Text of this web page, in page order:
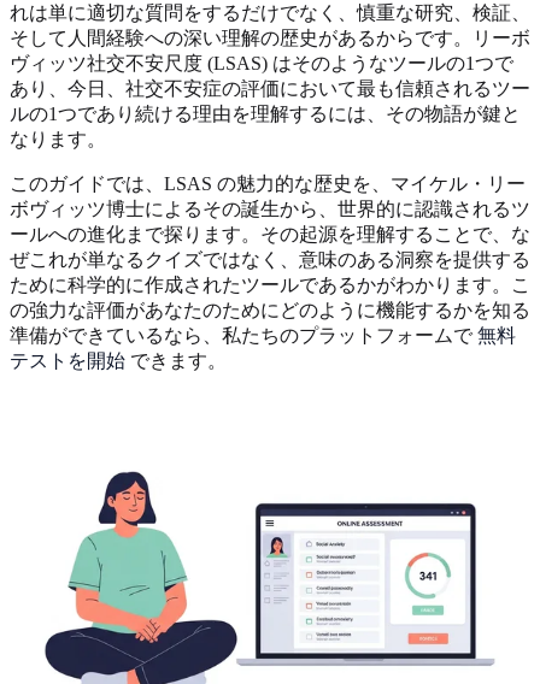
れは単に適切な質問をするだけでなく、慎重な研究、検証、
そして人間経験への深い理解の歴史があるからです。リーボ
ヴィッツ社交不安尺度 (LSAS) はそのようなツールの1つで
あり、今日、社交不安症の評価において最も信頼されるツー
ルの1つであり続ける理由を理解するには、その物語が鍵と
なります。
このガイドでは、LSAS の魅力的な歴史を、マイケル・リー
ボヴィッツ博士によるその誕生から、世界的に認識されるツ
ールへの進化まで探ります。その起源を理解することで、な
ぜこれが単なるクイズではなく、意味のある洞察を提供する
ために科学的に作成されたツールであるかがわかります。こ
の強力な評価があなたのためにどのように機能するかを知る
準備ができているなら、私たちのプラットフォームで無料
テストを開始 できます。